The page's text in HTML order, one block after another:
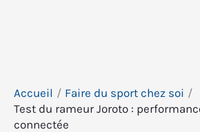
Accueil
Faire du sport chez soi
Test du rameur Joroto :
connectée